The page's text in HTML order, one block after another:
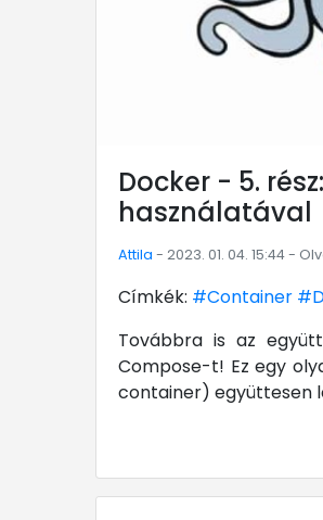
Docker - 5.
használatával
Attila - 2023. 01. 04. 15:44 -
Címkék: #Container
Továbbra is az
Compose-t! Ez egy
container) együttesen